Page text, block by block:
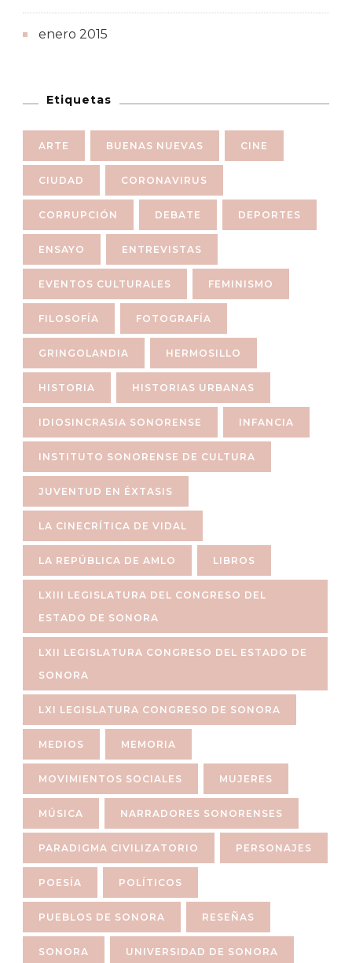
enero 2015
Etiquetas
ARTE BUENAS NUEVAS CINE
CIUDAD CORONAVIRUS
CORRUPCIÓN DEBATE DEPORTES
ENSAYO ENTREVISTAS
EVENTOS CULTURALES FEMINISMO
FILOSOFÍA FOTOGRAFÍA
GRINGOLANDIA HERMOSILLO
HISTORIA HISTORIAS URBANAS
IDIOSINCRASIA SONORENSE INFANCIA
INSTITUTO SONORENSE DE CULTURA
JUVENTUD EN ÉXTASIS
LA CINECRÍTICA DE VIDAL
LA REPÚBLICA DE AMLO LIBROS
LXIII LEGISLATURA DEL CONGRESO DEL
ESTADO DE SONORA
LXII LEGISLATURA CONGRESO DEL ESTADO DE
SONORA
LXI LEGISLATURA CONGRESO DE SONORA
MEDIOS MEMORIA
MOVIMIENTOS SOCIALES MUJERES
MÚSICA NARRADORES SONORENSES
PARADIGMA CIVILIZATORIO PERSONAJES
POESÍA POLÍTICOS
PUEBLOS DE SONORA RESEÑAS
SONORA UNIVERSIDAD DE SONORA